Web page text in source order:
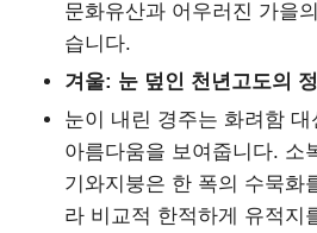
문화유산과 어우러진 가을
습니다.
겨울: 눈 덮인 천년고도의
눈이 내린 경주는 화려함
아름다움을 보여줍니다. 소
기와지붕은 한 폭의 수묵화
라 비교적 한적하게 유적지